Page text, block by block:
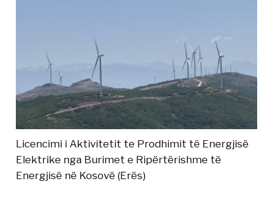
Licencimi i Aktivitetit te Prodhimit të Energjisë
Elektrike nga Burimet e Ripërtërishme të
Energjisë në Kosovë (Erës)